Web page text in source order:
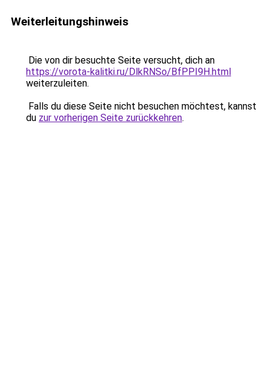
Weiterleitungshinweis
Die von dir besuchte Seite versucht, dich an
https://vorota-kalitki.ru/DlkRNSo/BfPPI9H.html
weiterzuleiten.
Falls du diese Seite nicht besuchen möchtest, kannst
du zur vorherigen Seite zurückkehren.